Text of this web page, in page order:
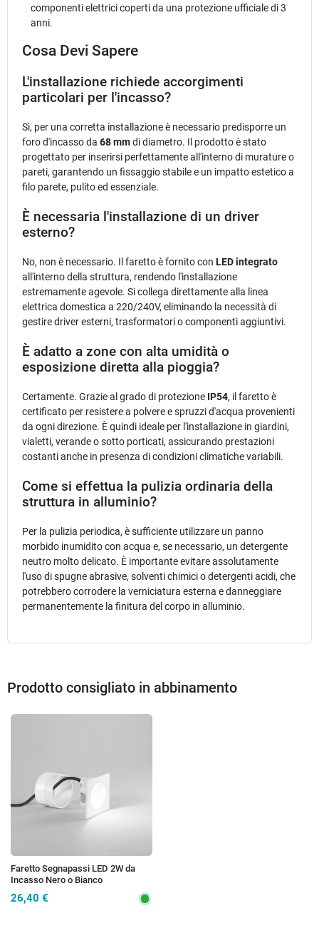
componenti elettrici coperti da una protezione ufficiale di 3
anni.
Cosa Devi Sapere
L'installazione richiede accorgimenti
particolari per l'incasso?
Sì, per una corretta installazione è necessario predisporre un
foro d'incasso da 68 mmdi diametro. Il prodotto è stato
progettato per inserirsi perfettamente all'interno di murature o
pareti, garantendo un fissaggio stabile e un impatto estetico a
filo parete, pulito ed essenziale.
È necessaria l'installazione di un driver
esterno?
No, non è necessario. Il faretto è fornito con LED integrato
all'interno della struttura, rendendo l'installazione
estremamente agevole. Si collega direttamente alla linea
elettrica domestica a 220/240V, eliminando la necessità di
gestire driver esterni, trasformatori o componenti aggiuntivi.
È adatto a zone con alta umidità o
esposizione diretta alla pioggia?
Certamente. Grazie al grado di protezione IP54, il faretto è
certificato per resistere a polvere e spruzzi d'acqua provenienti
da ogni direzione. È quindi ideale per l'installazione in giardini,
vialetti, verande o sotto porticati, assicurando prestazioni
costanti anche in presenza di condizioni climatiche variabili.
Come si effettua la pulizia ordinaria della
struttura in alluminio?
Per la pulizia periodica, è sufficiente utilizzare un panno
morbido inumidito con acqua e, se necessario, un detergente
neutro molto delicato. È importante evitare assolutamente
l'uso di spugne abrasive, solventi chimici o detergenti acidi, che
potrebbero corrodere la verniciatura esterna e danneggiare
permanentemente la finitura del corpo in alluminio.
Prodotto consigliato in abbinamento
Faretto Segnapassi LED 2W da
Incasso Nero o Bianco
26,40 €